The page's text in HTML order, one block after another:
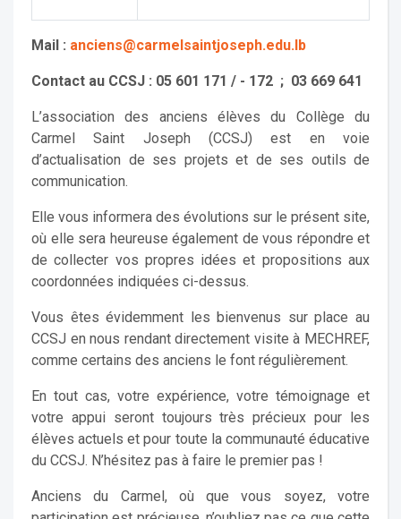
Mail : anciens@carmelsaintjoseph.edu.lb
Contact au CCSJ : 05 601 171 / - 172 ; 03 669 641
L’association des anciens élèves du Collège du
Carmel Saint Joseph (CCSJ) est en voie
d’actualisation de ses projets et de ses outils de
communication.
Elle vous informera des évolutions sur le présent site,
où elle sera heureuse également de vous répondre et
de collecter vos propres idées et propositions aux
coordonnées indiquées ci-dessus.
Vous êtes évidemment les bienvenus sur place au
CCSJ en nous rendant directement visite à MECHREF,
comme certains des anciens le font régulièrement.
En tout cas, votre expérience, votre témoignage et
votre appui seront toujours très précieux pour les
élèves actuels et pour toute la communauté éducative
du CCSJ. N’hésitez pas à faire le premier pas !
Anciens du Carmel, où que vous soyez, votre